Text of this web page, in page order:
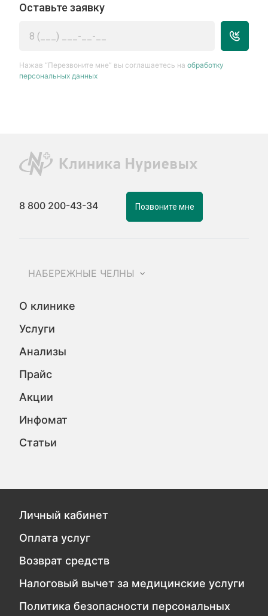
Оставьте заявку
Нажав “Перезвоните мне” вы соглашаетесь наобработку
персональных данных
8 800 200-43-34 Позвоните мне
НАБЕРЕЖНЫЕ ЧЕЛНЫ
О клинике
Услуги
Анализы
Прайс
Акции
Инфомат
Статьи
Личный кабинет
Оплата услуг
Возврат средств
Налоговый вычет за медицинские услуги
Политика безопасности персональных